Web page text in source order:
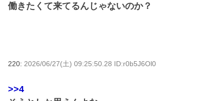
働きたくて来てるんじゃないのか？
220: 2026/06/27(土) 09:25:50.28 ID:r0b5J6Ol0
>>4